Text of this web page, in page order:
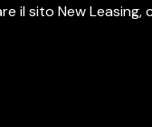
il sito New